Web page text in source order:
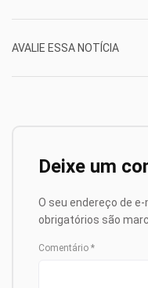
AVALIE ESSA NOTÍCIA
Deixe um
O seu endereço de
obrigatórios são
Comentário *